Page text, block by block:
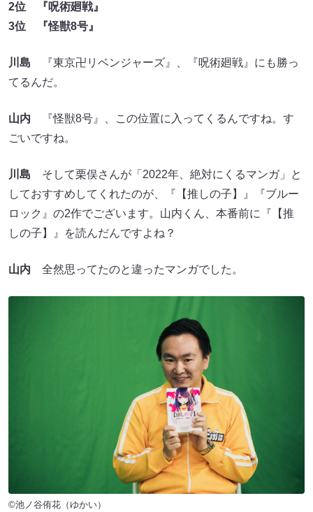
2位 『呪術廻戦』
3位 『怪獣8号』
川島 『東京卍リベンジャーズ』、『呪術廻戦』にも勝っ
てるんだ。
山内 『怪獣8号』、この位置に入ってくるんですね。す
ごいですね。
川島 そして栗俣さんが「2022年、絶対にくるマンガ」と
しておすすめしてくれたのが、『【推しの子】』『ブルー
ロック』の2作でございます。山内くん、本番前に『【推
しの子】』を読んだんですよね？
山内 全然思ってたのと違ったマンガでした。
©池ノ谷侑花（ゆかい）